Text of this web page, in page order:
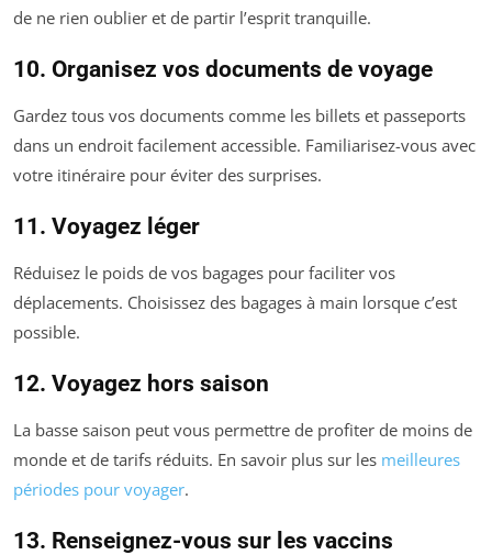
de ne rien oublier et de partir l’esprit tranquille.
10. Organisez vos documents de voyage
Gardez tous vos documents comme les billets et passeports
dans un endroit facilement accessible. Familiarisez-vous avec
votre itinéraire pour éviter des surprises.
11. Voyagez léger
Réduisez le poids de vos bagages pour faciliter vos
déplacements. Choisissez des bagages à main lorsque c’est
possible.
12. Voyagez hors saison
La basse saison peut vous permettre de profiter de moins de
monde et de tarifs réduits. En savoir plus sur les meilleures
périodes pour voyager.
13. Renseignez-vous sur les vaccins